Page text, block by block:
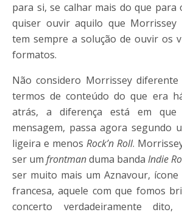
para si, se calhar mais do que para
quiser ouvir aquilo que
tem sempre a solução de ouvir os
formatos.
Não considero Morrissey
termos de conteúdo do que era
atrás, a diferença está em
mensagem, passa agora segundo
ligeira e menos Rock’n Roll.
ser um frontmanduma banda Indie
ser muito mais um Aznavour, ícone
francesa, aquele com que fomos
concerto verdadeiramente